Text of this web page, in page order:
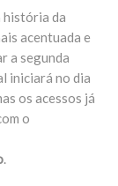
história da
acentuada e
a segunda
iniciará no dia
os acessos já
o